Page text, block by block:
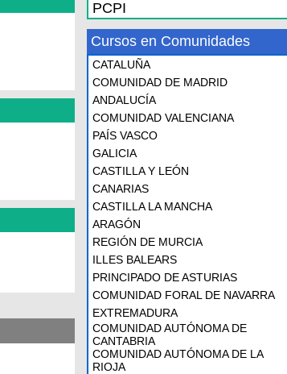
PCPI
Cursos en Comunidades
CATALUÑA
COMUNIDAD DE MADRID
ANDALUCÍA
COMUNIDAD VALENCIANA
PAÍS VASCO
GALICIA
CASTILLA Y LEÓN
CANARIAS
CASTILLA LA MANCHA
ARAGÓN
REGIÓN DE MURCIA
ILLES BALEARS
PRINCIPADO DE ASTURIAS
COMUNIDAD FORAL DE NAVARRA
EXTREMADURA
COMUNIDAD AUTÓNOMA DE
CANTABRIA
COMUNIDAD AUTÓNOMA DE LA
RIOJA